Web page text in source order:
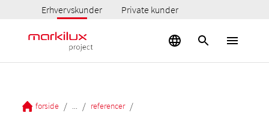
Erhvervskunder Private kunder
forside / / referencer /